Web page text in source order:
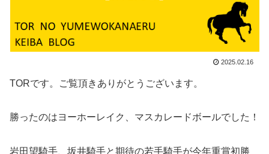
2025.02.16
TORです。ご覧頂きありがとうございます。
勝ったのはヨーホーレイク、マスカレードボールでした！
岩田望騎手、坂井騎手と期待の若手騎手が今年重賞初勝